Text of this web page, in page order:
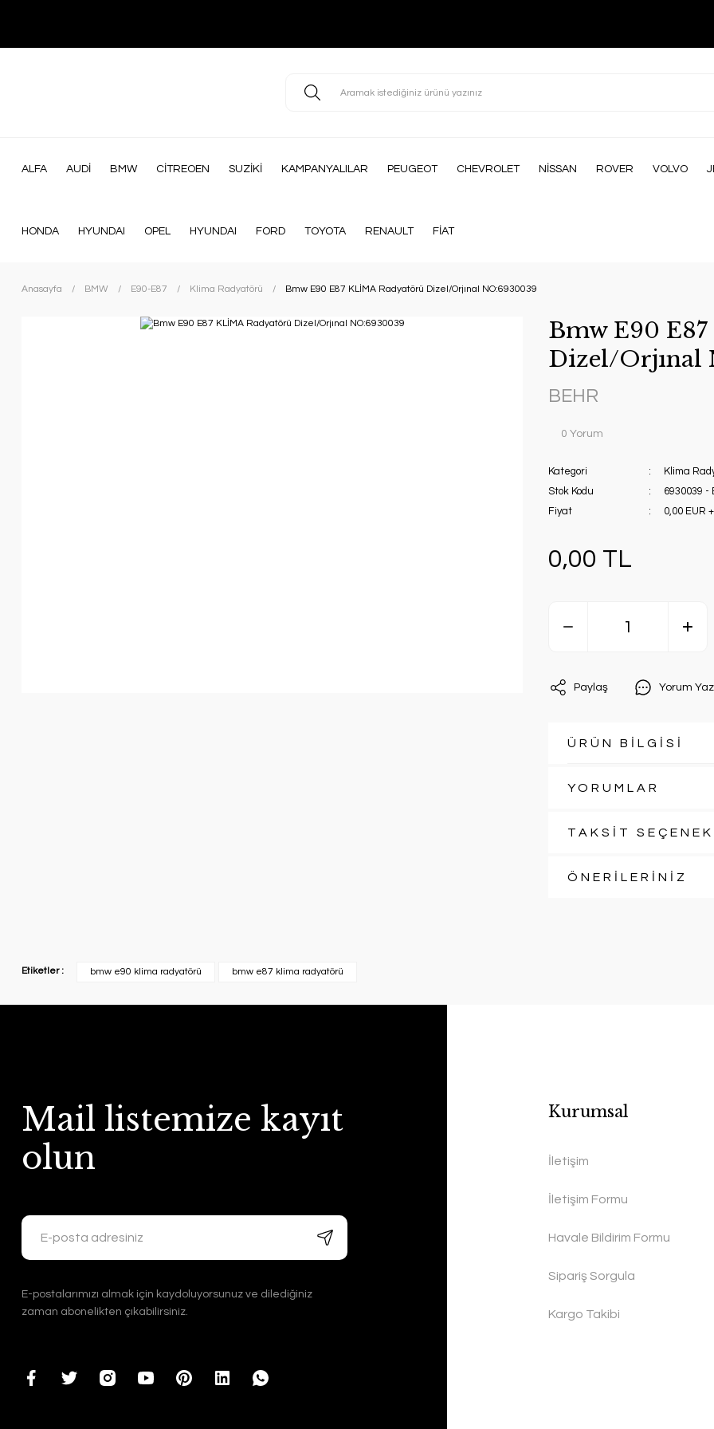
ALFA AUDİ BMW CİTREOEN SUZİKİ KAMPANYALILAR PEUGEOT CHEVROLET NİSSAN ROVER VOLVO
HONDA HYUNDAI OPEL HYUNDAI FORD TOYOTA RENAULT FİAT
Anasayfa BMW E90-E87 Klima Radyatörü Bmw E90 E87 KLİMA Radyatörü Dizel/Orjınal NO:6930039
Bmw E90
Dizel/Orjınal
BEHR
0 Yorum
Kategori
Klima
Stok Kodu
6930039 -
Fiyat
0,00 EUR
0,00 TL
Paylaş Yorum Yaz
ÜRÜN BİLGİSİ
YORUMLAR
TAKSİT
ÖNERİLERİNİZ
Etiketler : bmw e90 klima radyatörü bmw e87 klima radyatörü
Mail listemize kayıt
olun
E-postalarımızı almak için kaydoluyorsunuz ve dilediğiniz
zaman abonelikten çıkabilirsiniz.
Kurumsal
İletişim
İletişim Formu
Havale Bildirim Formu
Sipariş Sorgula
Kargo Takibi